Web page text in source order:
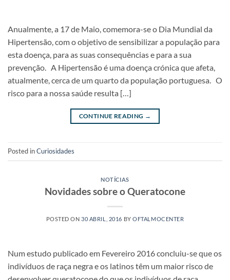
Anualmente, a 17 de Maio, comemora-se o Dia Mundial da
Hipertensão, com o objetivo de sensibilizar a população para
esta doença, para as suas consequências e para a sua
prevenção. A Hipertensão é uma doença crónica que afeta,
atualmente, cerca de um quarto da população portuguesa. O
risco para a nossa saúde resulta […]
CONTINUE READING →
Posted inCuriosidades
NOTÍCIAS
Novidades sobre o Queratocone
POSTED ON 30 ABRIL, 2016 BYOFTALMOCENTER
Num estudo publicado em Fevereiro 2016 concluiu-se que os
indivíduos de raça negra e os latinos têm um maior risco de